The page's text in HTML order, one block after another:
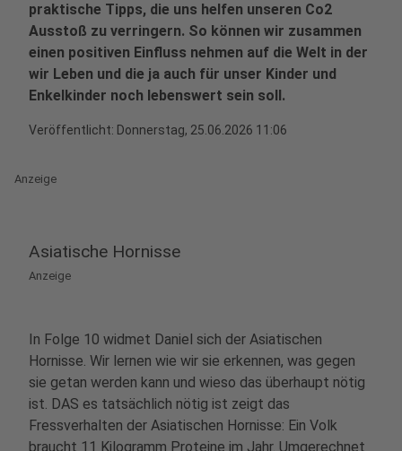
praktische Tipps, die uns helfen unseren Co2
Ausstoß zu verringern. So können wir zusammen
einen positiven Einfluss nehmen auf die Welt in der
wir Leben und die ja auch für unser Kinder und
Enkelkinder noch lebenswert sein soll.
Veröffentlicht: Donnerstag, 25.06.2026 11:06
Anzeige
Asiatische Hornisse
Anzeige
In Folge 10 widmet Daniel sich der Asiatischen
Hornisse. Wir lernen wie wir sie erkennen, was gegen
sie getan werden kann und wieso das überhaupt nötig
ist. DAS es tatsächlich nötig ist zeigt das
Fressverhalten der Asiatischen Hornisse: Ein Volk
braucht 11 Kilogramm Proteine im Jahr. Umgerechnet